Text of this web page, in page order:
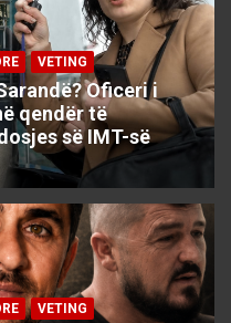
VETING
Oficeri i
qendër të
së IMT-së
VETING